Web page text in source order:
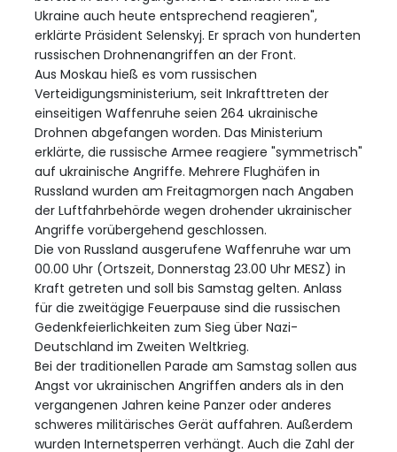
Ukraine auch heute entsprechend reagieren",
erklärte Präsident Selenskyj. Er sprach von hunderten
russischen Drohnenangriffen an der Front.
Aus Moskau hieß es vom russischen
Verteidigungsministerium, seit Inkrafttreten der
einseitigen Waffenruhe seien 264 ukrainische
Drohnen abgefangen worden. Das Ministerium
erklärte, die russische Armee reagiere "symmetrisch"
auf ukrainische Angriffe. Mehrere Flughäfen in
Russland wurden am Freitagmorgen nach Angaben
der Luftfahrbehörde wegen drohender ukrainischer
Angriffe vorübergehend geschlossen.
Die von Russland ausgerufene Waffenruhe war um
00.00 Uhr (Ortszeit, Donnerstag 23.00 Uhr MESZ) in
Kraft getreten und soll bis Samstag gelten. Anlass
für die zweitägige Feuerpause sind die russischen
Gedenkfeierlichkeiten zum Sieg über Nazi-
Deutschland im Zweiten Weltkrieg.
Bei der traditionellen Parade am Samstag sollen aus
Angst vor ukrainischen Angriffen anders als in den
vergangenen Jahren keine Panzer oder anderes
schweres militärisches Gerät auffahren. Außerdem
wurden Internetsperren verhängt. Auch die Zahl der